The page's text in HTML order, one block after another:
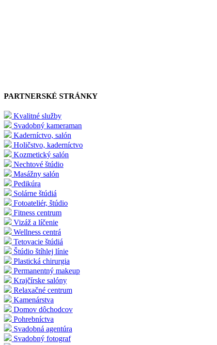
PARTNERSKÉ STRÁNKY
Kvalitné služby
Svadobný kameraman
Kaderníctvo, salón
Holičstvo, kaderníctvo
Kozmetický salón
Nechtové štúdio
Masážny salón
Pedikúra
Solárne štúdiá
Fotoateliér, štúdio
Fitness centrum
Vizáž a líčenie
Wellness centrá
Tetovacie štúdiá
Štúdio štíhlej línie
Plastická chirurgia
Permanentný makeup
Krajčírske salóny
Relaxačné centrum
Kamenárstva
Domov dôchodcov
Pohrebníctva
Svadobná agentúra
Svadobný fotograf